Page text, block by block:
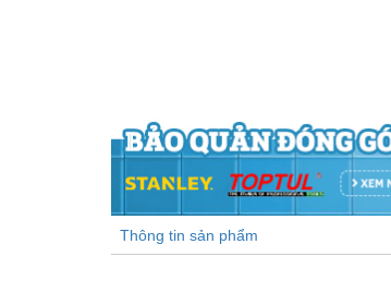
Thông tin sản phẩm